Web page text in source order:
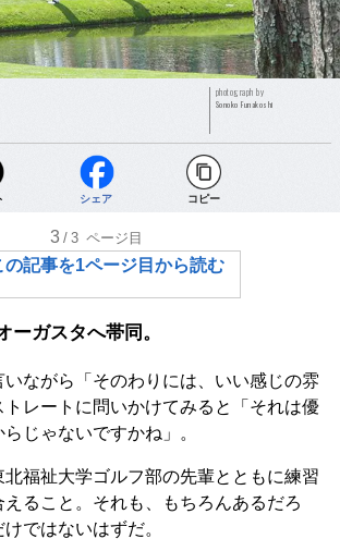
photograph by
Sonoko Funakoshi
シェア コピー
3 /3 ページ目
の記事を1ページ目から読む
ーガスタへ帯同。
ながら「そのわりには、いい感じの雰
トレートに問いかけてみると「それは優
じゃないですかね」。
福祉大学ゴルフ部の先輩とともに練習
えること。それも、もちろんあるだろ
ではないはずだ。